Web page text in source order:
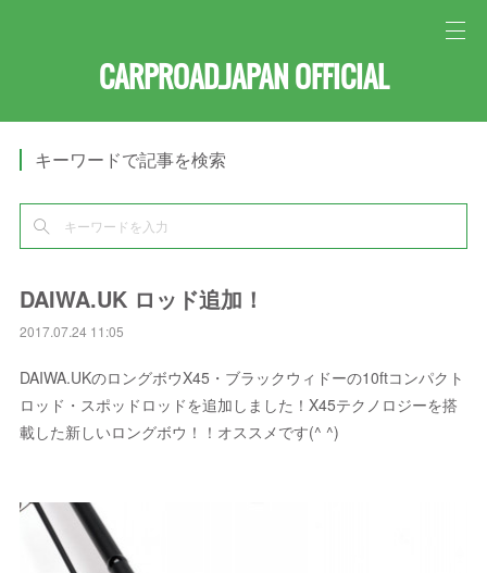
CARPROAD.JAPAN OFFICIAL
キーワードで記事を検索
DAIWA.UK ロッド追加！
2017.07.24 11:05
DAIWA.UKのロングボウX45・ブラックウィドーの10ftコンパクト
ロッド・スポッドロッドを追加しました！X45テクノロジーを搭
載した新しいロングボウ！！オススメです(^ ^)